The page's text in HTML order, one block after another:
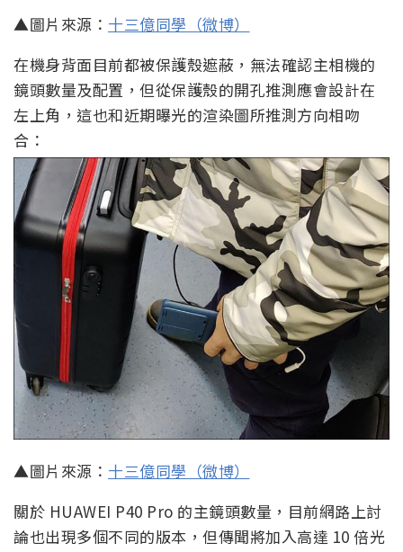
▲圖片來源： 十三億同學（微博）
在機身背面目前都被保護殼遮蔽，無法確認主相機的
鏡頭數量及配置，但從保護殼的開孔推測應會設計在
左上角，這也和近期曝光的渲染圖所推測方向相吻
合：
▲圖片來源： 十三億同學（微博）
關於 HUAWEI P40 Pro 的主鏡頭數量，目前網路上討
論也出現多個不同的版本，但傳聞將加入高達 10 倍光